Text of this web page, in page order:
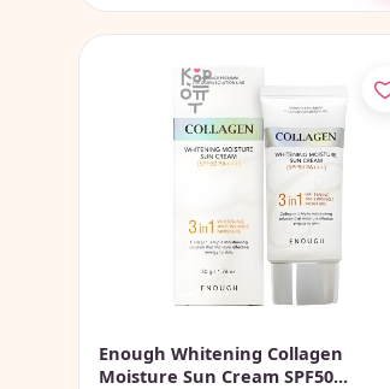
Enough Whitening Collagen
Moisture Sun Cream SPF50...